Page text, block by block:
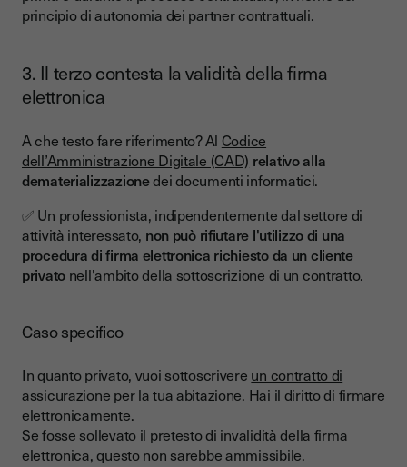
principio di autonomia dei partner contrattuali.
3. Il terzo contesta la validità della firma
elettronica
A che testo fare riferimento? Al Codice
dell’Amministrazione Digitale (CAD) relativo alla
dematerializzazionedei documenti informatici.
✅ Un professionista, indipendentemente dal settore di
attività interessato, non può rifiutare l'utilizzo di una
procedura di firma elettronica richiesto da un cliente
privato nell'ambito della sottoscrizione di un contratto.
Caso specifico
In quanto privato, vuoi sottoscrivere un contratto di
assicurazione per la tua abitazione. Hai il diritto di firmare
elettronicamente.
Se fosse sollevato il pretesto di invalidità della firma
elettronica, questo non sarebbe ammissibile.